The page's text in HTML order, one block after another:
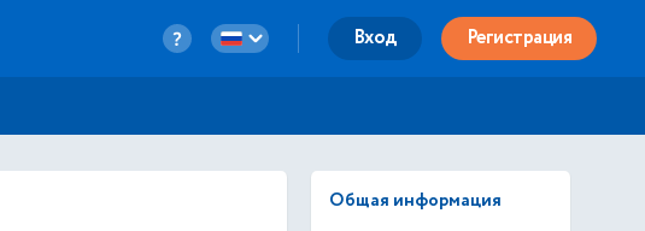
Вход Регистрация
Общая информация